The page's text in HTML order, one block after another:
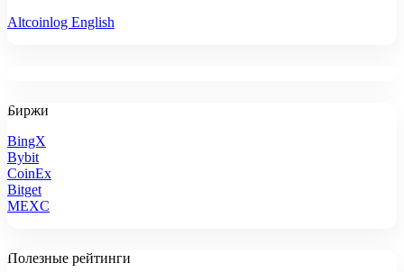
Altcoinlog English
Биржи
BingX
Bybit
CoinEx
Bitget
MEXC
Полезные рейтинги